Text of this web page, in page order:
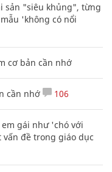
sản "siêu khủng", từng
'không có nổi
cơ bản cần nhớ
cần nhớ 106
gái như 'chó với
đề trong giáo dục